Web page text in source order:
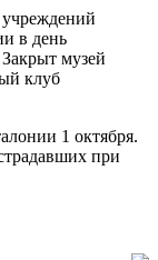
в день
музей
клуб
1 октября.
при